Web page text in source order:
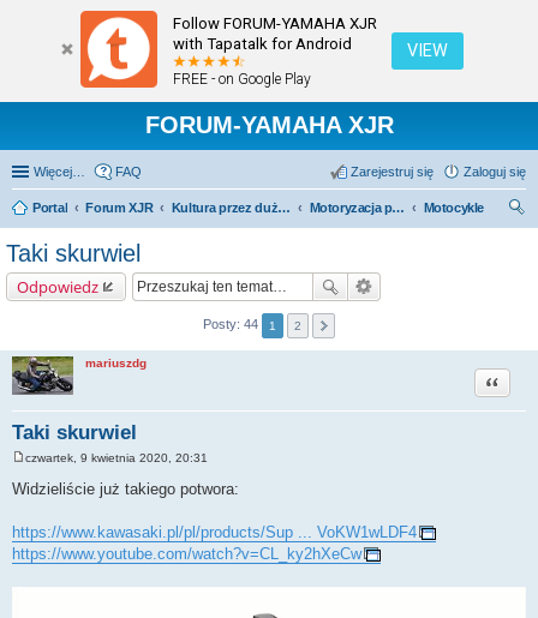
Follow FORUM-YAMAHA XJR
with Tapatalk for Android
FREE - on Google Play
VIEW
FORUM-YAMAHA XJR
Więcej… FAQ Zaloguj się
Zarejestruj się
Portal Forum XJR Kultura przez duże "K". Motoryzacja przez duże M.
Motocykle
Taki skurwiel
Odpowiedz
Posty: 44 1 2
mariuszdg
Taki skurwiel
Cytuj
o
s
czwartek, 9 kwietnia 2020, 20:31
Widzieliście już takiego potwora:
https://www.kawasaki.pl/pl/products/Sup ... VoKW1wLDF4
https://www.youtube.com/watch?v=CL_ky2hXeCw